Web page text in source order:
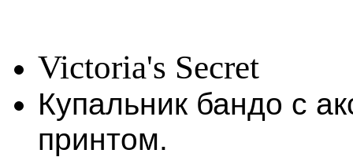
Victoria's Secret
Купальник бандо с
принтом.